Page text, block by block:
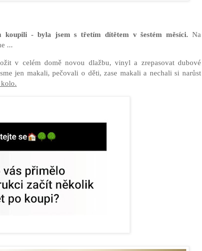
- byla jsem s třetím dítětem v šestém měsíci. Na
...
v celém domě novou dlažbu, vinyl a zrepasovat dubové
jen makali, pečovali o děti, zase makali a nechali si narůst